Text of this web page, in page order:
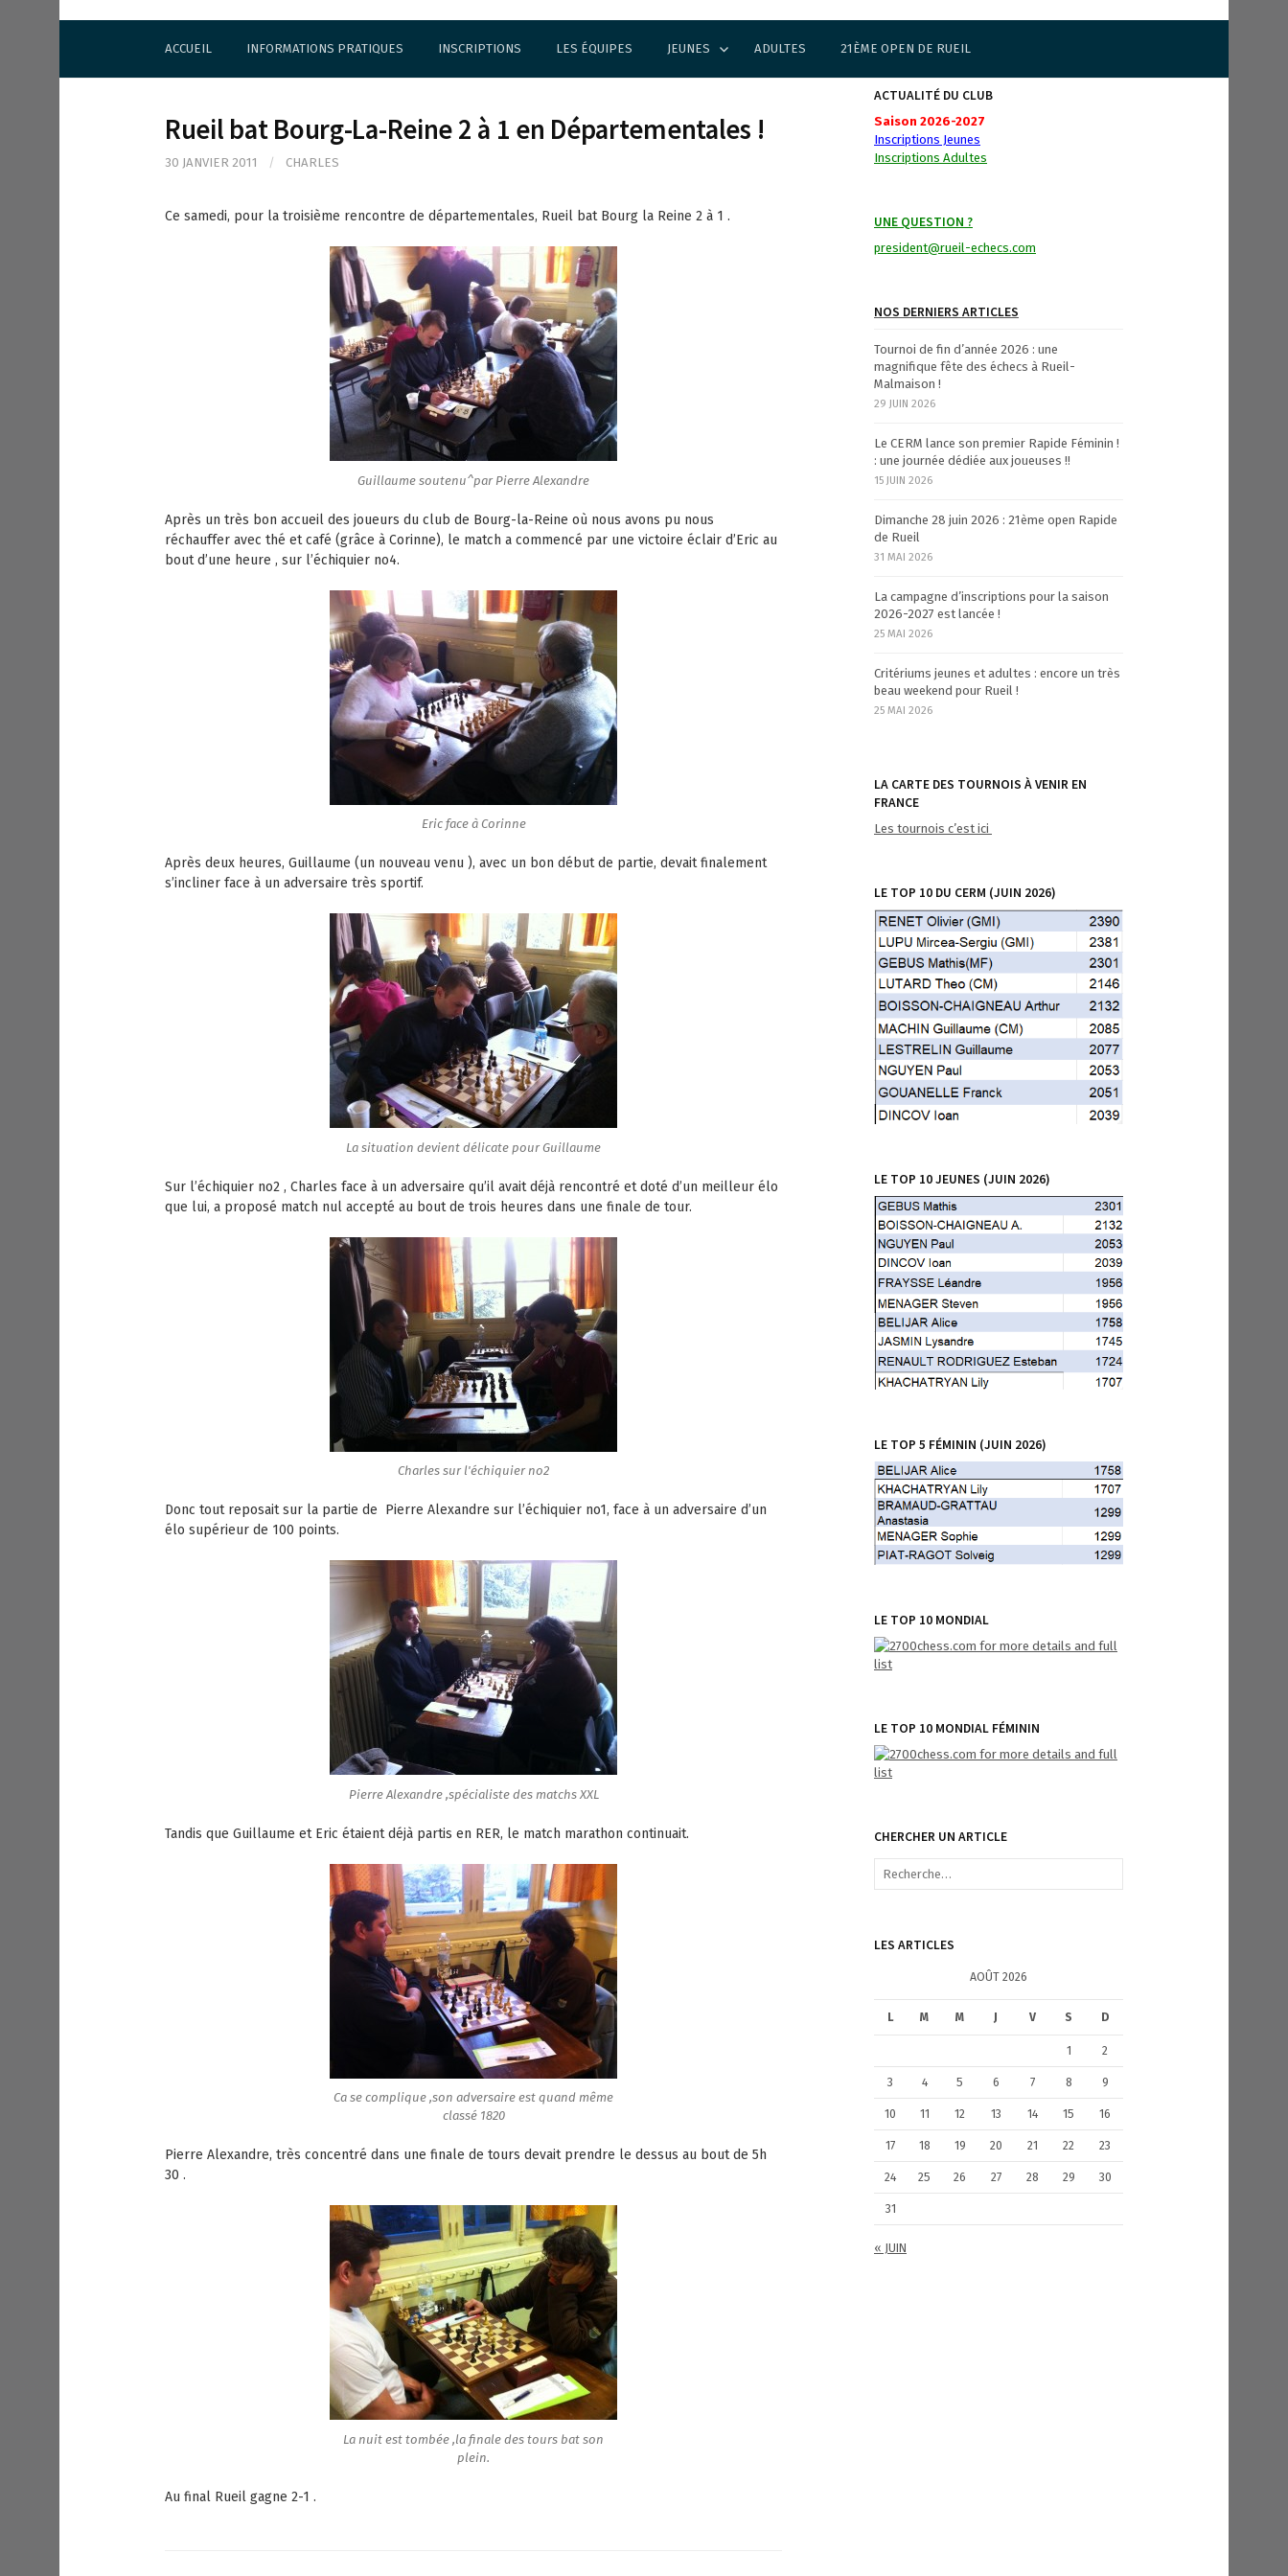
ACCUEIL INFORMATIONS PRATIQUES INSCRIPTIONS LES ÉQUIPES JEUNES ADULTES 21ÈME OPEN DE RUEIL
Rueil bat Bourg-La-Reine 2 à 1 en Départementales !
30 JANVIER 2011 / CHARLES
Ce samedi, pour la troisième rencontre de départementales, Rueil bat Bourg la Reine 2 à 1 .
Guillaume soutenu^par Pierre Alexandre
Après un très bon accueil des joueurs du club de Bourg-la-Reine où nous avons pu nous
réchauffer avec thé et café (grâce à Corinne), le match a commencé par une victoire éclair d’Eric au
bout d’une heure , sur l’échiquier no4.
Eric face à Corinne
Après deux heures, Guillaume (un nouveau venu ), avec un bon début de partie, devait finalement
s’incliner face à un adversaire très sportif.
La situation devient délicate pour Guillaume
Sur l’échiquier no2 , Charles face à un adversaire qu’il avait déjà rencontré et doté d’un meilleur élo
que lui, a proposé match nul accepté au bout de trois heures dans une finale de tour.
Charles sur l'échiquier no2
Donc tout reposait sur la partie de Pierre Alexandre sur l’échiquier no1, face à un adversaire d’un
élo supérieur de 100 points.
Pierre Alexandre ,spécialiste des matchs XXL
Tandis que Guillaume et Eric étaient déjà partis en RER, le match marathon continuait.
Ca se complique ,son adversaire est quand même
classé 1820
Pierre Alexandre, très concentré dans une finale de tours devait prendre le dessus au bout de 5h
30 .
La nuit est tombée ,la finale des tours bat son
plein.
Au final Rueil gagne 2-1 .
ACTUALITÉ DU CLUB
Saison 2026-2027
Inscriptions Jeunes
Inscriptions Adultes
UNE QUESTION ?
president@rueil-echecs.com
NOS DERNIERS ARTICLES
Tournoi de fin d’année 2026 : une
magnifique fête des échecs à Rueil-
Malmaison !
29 JUIN 2026
Le CERM lance son premier Rapide Féminin !
: une journée dédiée aux joueuses !!
15 JUIN 2026
Dimanche 28 juin 2026 : 21ème open Rapide
de Rueil
31 MAI 2026
La campagne d’inscriptions pour la saison
2026-2027 est lancée !
25 MAI 2026
Critériums jeunes et adultes : encore un très
beau weekend pour Rueil !
25 MAI 2026
LA CARTE DES TOURNOIS À VENIR EN
FRANCE
Les tournois c’est ici
LE TOP 10 DU CERM (JUIN 2026)
LE TOP 10 JEUNES (JUIN 2026)
LE TOP 5 FÉMININ (JUIN 2026)
LE TOP 10 MONDIAL
LE TOP 10 MONDIAL FÉMININ
CHERCHER UN ARTICLE
R
r
:
LES ARTICLES
AOÛT 2026
L M M J V S D
« JUIN
1 2
3 4 5 6 7 8 9
10 11 12 13 14 15 16
17 18 19 20 21 22 23
24 25 26 27 28 29 30
31